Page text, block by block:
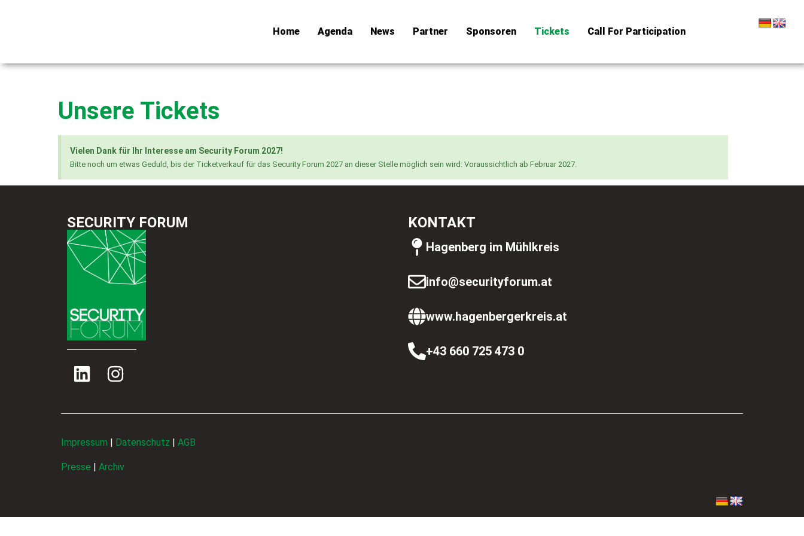
Home Agenda News Partner Sponsoren Tickets Call For Participation
Unsere Tickets
Vielen Dank für Ihr Interesse am Security Forum 2027!
Bitte noch um etwas Geduld, bis der Ticketverkauf für das Security Forum 2027 an dieser Stelle möglich sein wird: Voraussichtlich ab Februar 2027.
SECURITY FORUM KONTAKT
Hagenberg im Mühlkreis
info@securityforum.at
www.hagenbergerkreis.at
+43 660 725 473 0
Impressum Datenschutz AGB
Presse Archiv